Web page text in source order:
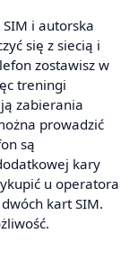
i autorska
się z siecią i
zostawisz w
treningi
zabierania
prowadzić
są
kary
u operatora
kart SIM.